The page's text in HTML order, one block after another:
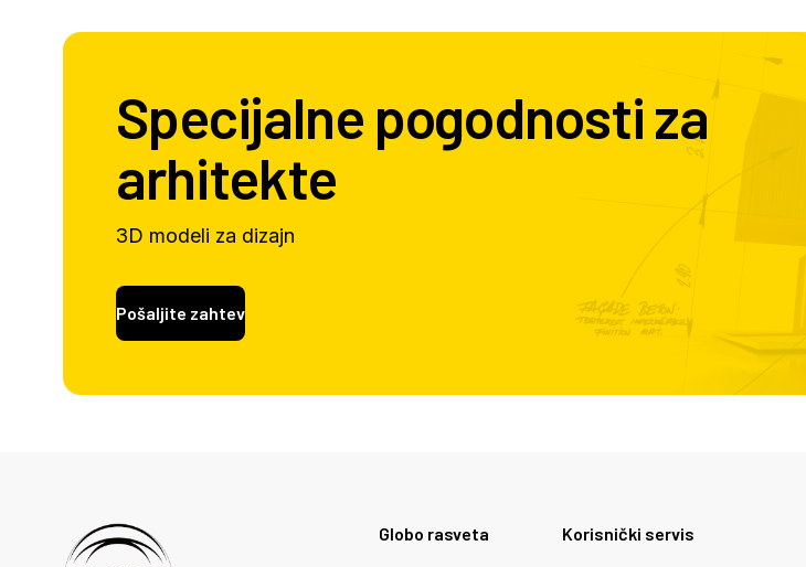
Specijalne pogodnosti za
arhitekte
3D modeli za dizajn
Pošaljite zahtev
Globo rasveta Korisnički servis